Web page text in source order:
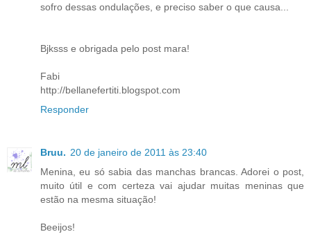
sofro dessas ondulações, e preciso saber o que causa...
Bjksss e obrigada pelo post mara!
Fabi
http://bellanefertiti.blogspot.com
Responder
Bruu. 20 de janeiro de 2011 às 23:40
Menina, eu só sabia das manchas brancas. Adorei o post,
muito útil e com certeza vai ajudar muitas meninas que
estão na mesma situação!
Beeijos!